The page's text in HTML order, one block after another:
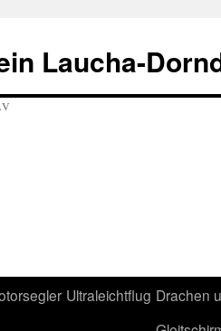
Laucha-
Ultraleichtflug Drachen